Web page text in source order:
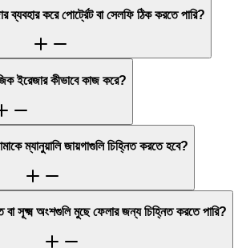
ব্যবহার করে পোর্ট্রেট বা সেলফি ঠিক করতে পারি?
ইরেজার কীভাবে কাজ করে?
ম্যানুয়ালি জায়গাগুলি চিহ্নিত করতে হবে?
সূক্ষ্ম অংশগুলি মুছে ফেলার জন্য চিহ্নিত করতে পারি?